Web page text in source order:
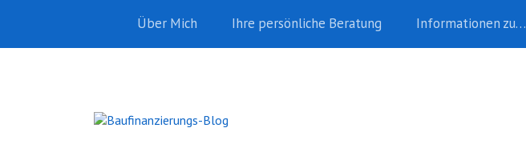
Über Mich Ihre persönliche Beratung Informationen zu…